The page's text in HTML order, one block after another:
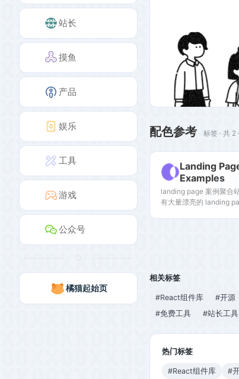
站长
摸鱼
产品
娱乐
工具
游戏
公众号
橘猫起始页
配色参考 标签 · 共 2
Landing
Examples
landing page 案例聚合
有大量漂亮的 landing
相关标签
#React组件库 #开源
#免费工具
#站长工具
热门标签
#React组件库 #